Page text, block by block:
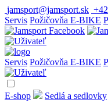
jamsport@jamsport.sk
Servis Požičovňa E-BIKE
Servis Požičovňa E-BIKE
E-shop
Sedlá a sedlovky